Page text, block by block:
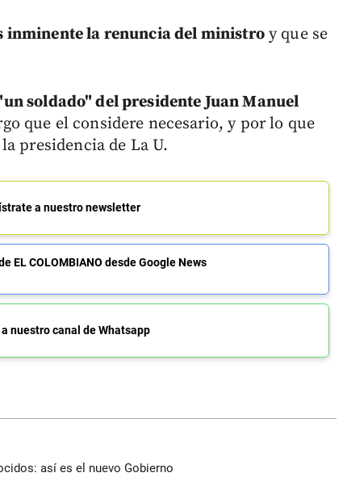
inminente la renuncia del ministroy que se
soldado" del presidente Juan Manuel
que el considere necesario, y por lo que
presidencia de La U.
a nuestro newsletter
EL COLOMBIANO desde Google News
nuestro canal de Whatsapp
así es el nuevo Gobierno